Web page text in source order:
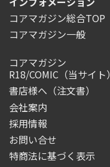
コアマガジン総合TOP
コアマガジン一般
コアマガジン
R18/COMIC （当サイト）
書店様へ（注文書）
会社案内
採用情報
お問い合せ
特商法に基づく表示